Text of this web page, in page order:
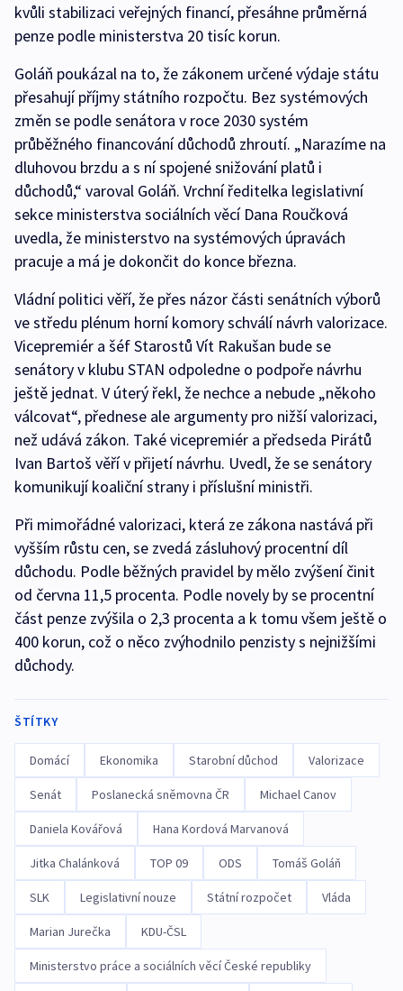
kvůli stabilizaci veřejných financí, přesáhne průměrná
penze podle ministerstva 20 tisíc korun.
Goláň poukázal na to, že zákonem určené výdaje státu
přesahují příjmy státního rozpočtu. Bez systémových
změn se podle senátora v roce 2030 systém
průběžného financování důchodů zhroutí. „Narazíme na
dluhovou brzdu a s ní spojené snižování platů i
důchodů,“ varoval Goláň. Vrchní ředitelka legislativní
sekce ministerstva sociálních věcí Dana Roučková
uvedla, že ministerstvo na systémových úpravách
pracuje a má je dokončit do konce března.
Vládní politici věří, že přes názor části senátních výborů
ve středu plénum horní komory schválí návrh valorizace.
Vicepremiér a šéf Starostů Vít Rakušan bude se
senátory v klubu STAN odpoledne o podpoře návrhu
ještě jednat. V úterý řekl, že nechce a nebude „někoho
válcovat“, přednese ale argumenty pro nižší valorizaci,
než udává zákon. Také vicepremiér a předseda Pirátů
Ivan Bartoš věří v přijetí návrhu. Uvedl, že se senátory
komunikují koaliční strany i příslušní ministři.
Při mimořádné valorizaci, která ze zákona nastává při
vyšším růstu cen, se zvedá zásluhový procentní díl
důchodu. Podle běžných pravidel by mělo zvýšení činit
od června 11,5 procenta. Podle novely by se procentní
část penze zvýšila o 2,3 procenta a k tomu všem ještě o
400 korun, což o něco zvýhodnilo penzisty s nejnižšími
důchody.
ŠTÍTKY
Domácí Ekonomika Starobní důchod Valorizace
Senát Poslanecká sněmovna ČR Michael Canov
Daniela Kovářová Hana Kordová Marvanová
Jitka Chalánková TOP 09 ODS Tomáš Goláň
SLK Legislativní nouze Státní rozpočet Vláda
Marian Jurečka KDU-ČSL
Ministerstvo práce a sociálních věcí České republiky